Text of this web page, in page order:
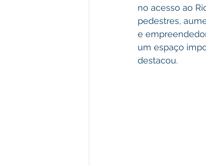
no acesso ao
pedestres,
e
um espaço
destacou.